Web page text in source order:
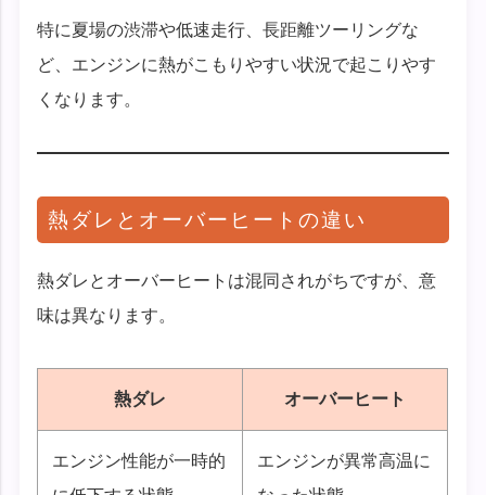
特に夏場の渋滞や低速走行、長距離ツーリングな
ど、エンジンに熱がこもりやすい状況で起こりやす
くなります。
熱ダレとオーバーヒートの違い
熱ダレとオーバーヒートは混同されがちですが、意
味は異なります。
熱ダレ オーバーヒート
エンジン性能が一時的
エンジンが異常高温に